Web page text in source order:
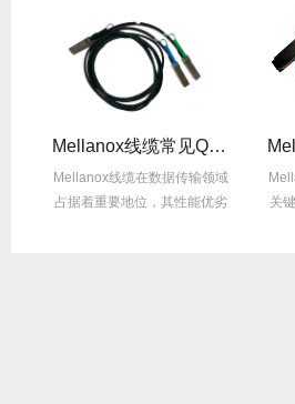
Mellanox线缆常见Q&A：用户最关心的10问
Mellanox线缆在数据传输领域
占据着重要地位，其性能优劣
关